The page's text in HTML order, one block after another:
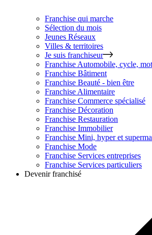
Franchise qui marche
Sélection du mois
Jeunes Réseaux
Villes & territoires
Je suis franchiseur
Franchise Automobile, cycle,
Franchise Bâtiment
Franchise Beauté - bien être
Franchise Alimentaire
Franchise Commerce spécialisé
Franchise Décoration
Franchise Restauration
Franchise Immobilier
Franchise Mini, hyper et
Franchise Mode
Franchise Services entreprises
Franchise Services particuliers
Devenir franchisé